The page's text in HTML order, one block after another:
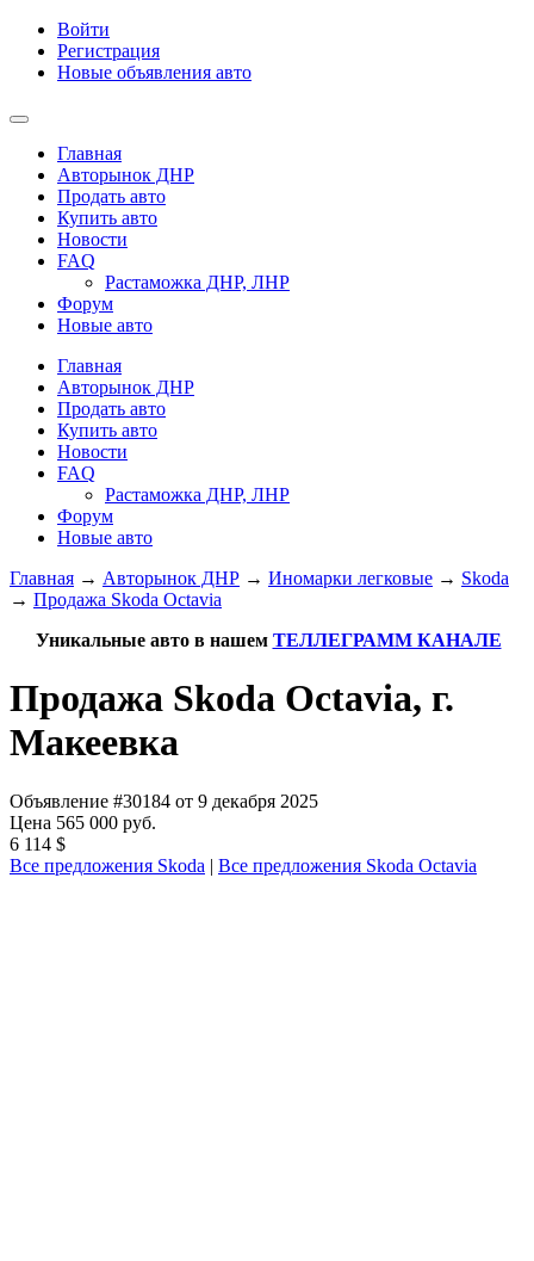
Войти
Регистрация
Новые объявления авто
Главная
Авторынок ДНР
Продать авто
Купить авто
Новости
FAQ
Растаможка ДНР, ЛНР
Форум
Новые авто
Главная
Авторынок ДНР
Продать авто
Купить авто
Новости
FAQ
Растаможка ДНР, ЛНР
Форум
Новые авто
Главная → Авторынок ДНР → Иномарки легковые → Skoda
→ Продажа Skoda Octavia
Уникальные авто в нашем ТЕЛЛЕГРАММ КАНАЛЕ
Продажа Skoda Octavia, г.
Макеевка
Объявление #30184 от 9 декабря 2025
Цена 565 000 руб.
6 114 $
Все предложения Skoda | Все предложения Skoda Octavia